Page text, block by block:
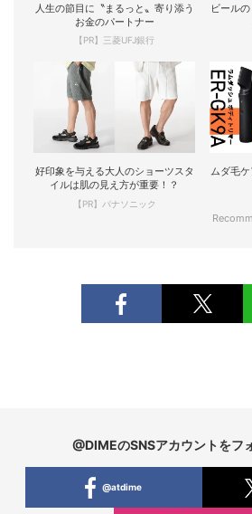
人生の節目に〝まるっと〟寄り添う
お金のパートナー
【PR】三菱UFJ銀行
ビール
好印象を与える大人のショーツスタ
イルは肌の見え方が重要！？
【PR】パナソニック
ムダ毛
@DIMEのSNSアカウントをフ
@atdime